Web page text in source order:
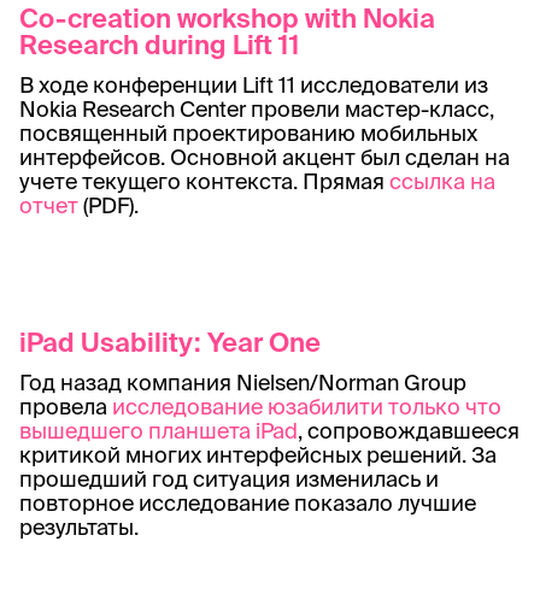
Co-creation workshop with Nokia
Research during Lift 11
В ходе конференции Lift 11 исследователи из
Nokia Research Center провели мастер-класс,
посвященный проектированию мобильных
интерфейсов. Основной акцент был сделан на
учете текущего контекста. Прямая ссылка на
отчет(PDF).
iPad Usability: Year One
Год назад компания Nielsen/Norman Group
провела исследование юзабилити только что
вышедшего планшета iPad, сопровождавшееся
критикой многих интерфейсных решений. За
прошедший год ситуация изменилась и
повторное исследование показало лучшие
результаты.